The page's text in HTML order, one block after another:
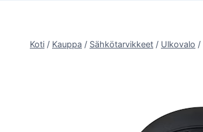
Koti / Kauppa / Sähkötarvikkeet / Ulkovalo /